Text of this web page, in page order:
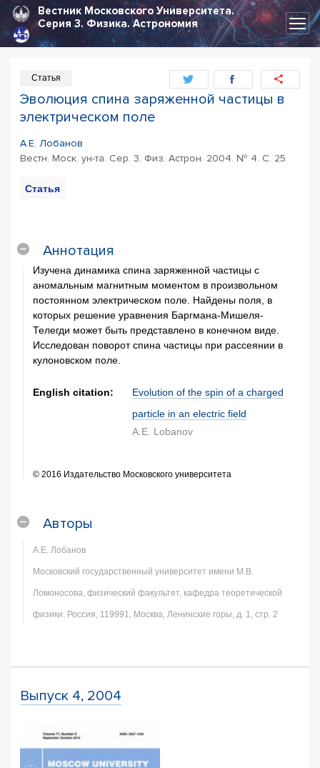
Вестник Московского Университета.
Серия 3. Физика. Астрономия
Статья
Эволюция спина заряженной частицы в
электрическом поле
А.Е. Лобанов
Вестн. Моск. ун-та. Сер. 3. Физ. Астрон. 2004. № 4. С. 25
Статья
Аннотация
Изучена динамика спина заряженной частицы с
аномальным магнитным моментом в произвольном
постоянном электрическом поле. Найдены поля, в
которых решение уравнения Баргмана-Мишеля-
Телегди может быть представлено в конечном виде.
Исследован поворот спина частицы при рассеянии в
кулоновском поле.
English citation:
Evolution of the spin of a charged
particle in an electric field
A.E. Lobanov
© 2016 Издательство Московского университета
Авторы
А.Е. Лобанов
Московский государственный университет имени М.В.
Ломоносова, физический факультет, кафедра теоретической
физики. Россия, 119991, Москва, Ленинские горы, д. 1, стр. 2
Выпуск 4, 2004